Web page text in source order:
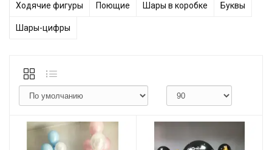
Ходячие фигуры Поющие Шары в коробке Буквы
Шары-цифры